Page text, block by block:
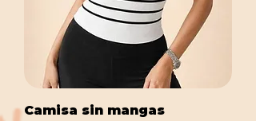
Camisa sin mangas